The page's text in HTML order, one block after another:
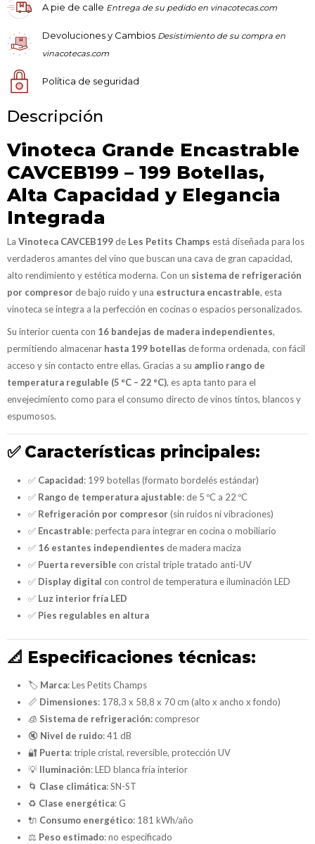
A pie de calle Entrega de su pedido en vinacotecas.com
Devoluciones y Cambios Desistimiento de su compra en
vinacotecas.com
Política de seguridad
Descripción
Vinoteca Grande Encastrable
CAVCEB199 – 199 Botellas,
Alta Capacidad y Elegancia
Integrada
La Vinoteca CAVCEB199de Les Petits Champs está diseñada para los
verdaderos amantes del vino que buscan una cava de gran capacidad,
alto rendimiento y estética moderna. Con un sistema de refrigeración
por compresorde bajo ruido y una estructura encastrable, esta
vinoteca se integra a la perfección en cocinas o espacios personalizados.
Su interior cuenta con 16 bandejas de madera independientes,
permitiendo almacenar hasta 199 botellas de forma ordenada, con fácil
acceso y sin contacto entre ellas. Gracias a su amplio rango de
temperatura regulable (5 °C – 22 °C), es apta tanto para el
envejecimiento como para el consumo directo de vinos tintos, blancos y
espumosos.
✅ Características principales:
✅ Capacidad: 199 botellas (formato bordelés estándar)
✅ Rango de temperatura ajustable: de 5 ºC a 22 ºC
✅ Refrigeración por compresor(sin ruidos ni vibraciones)
✅ Encastrable: perfecta para integrar en cocina o mobiliario
✅ 16 estantes independientes de madera maciza
✅ Puerta reversible con cristal triple tratado anti-UV
✅ Display digital con control de temperatura e iluminación LED
✅ Luz interior fría LED
✅ Pies regulables en altura
📐 Especificaciones técnicas:
🏷 Marca: Les Petits Champs
📏 Dimensiones: 178,3 x 58,8 x 70 cm (alto x ancho x fondo)
🧊Sistema de refrigeración: compresor
🔇 Nivel de ruido: 41 dB
🔐 Puerta: triple cristal, reversible, protección UV
💡 Iluminación: LED blanca fría interior
🌀 Clase climática: SN-ST
♻ Clase energética: G
🔌 Consumo energético: 181 kWh/año
⚖ Peso estimado: no especificado